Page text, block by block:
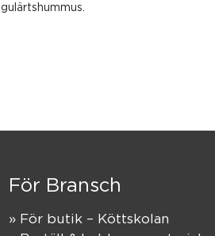
gulärtshummus.
För Bransch
» För butik – Köttskolan